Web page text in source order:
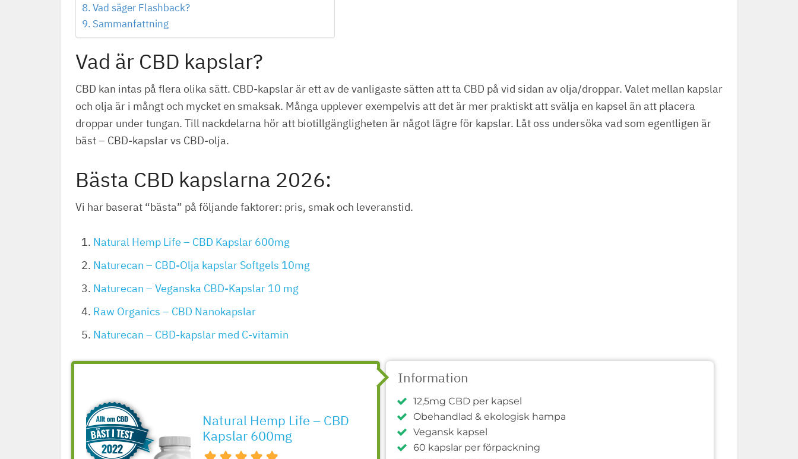
Vad säger Flashback?
Sammanfattning
Vad är CBD kapslar?
CBD kan intas på flera olika sätt. CBD-kapslar är ett av de vanligaste sätten att ta CBD på vid sidan av olja/droppar. Valet mellan kapslar
och olja är i mångt och mycket en smaksak. Många upplever exempelvis att det är mer praktiskt att svälja en kapsel än att placera
droppar under tungan. Till nackdelarna hör att biotillgängligheten är något lägre för kapslar. Låt oss undersöka vad som egentligen är
bäst – CBD-kapslar vs CBD-olja.
Bästa CBD kapslarna 2026:
Vi har baserat “bästa” på följande faktorer: pris, smak och leveranstid.
Natural Hemp Life – CBD Kapslar 600mg
Naturecan – CBD-Olja kapslar Softgels 10mg
Naturecan – Veganska CBD-Kapslar 10 mg
Raw Organics – CBD Nanokapslar
Naturecan – CBD-kapslar med C-vitamin
Natural Hemp Life – CBD
Kapslar 600mg
Information
12,5mg CBD per kapsel
Obehandlad & ekologisk hampa
Vegansk kapsel
60 kapslar per förpackning